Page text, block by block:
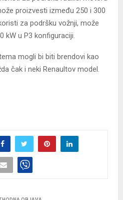
proizvesti između 250 i 300
za podršku vožnji, može
kW u P3 konfiguraciji.
mogli bi biti brendovi kao
čak i neki Renaultov model.